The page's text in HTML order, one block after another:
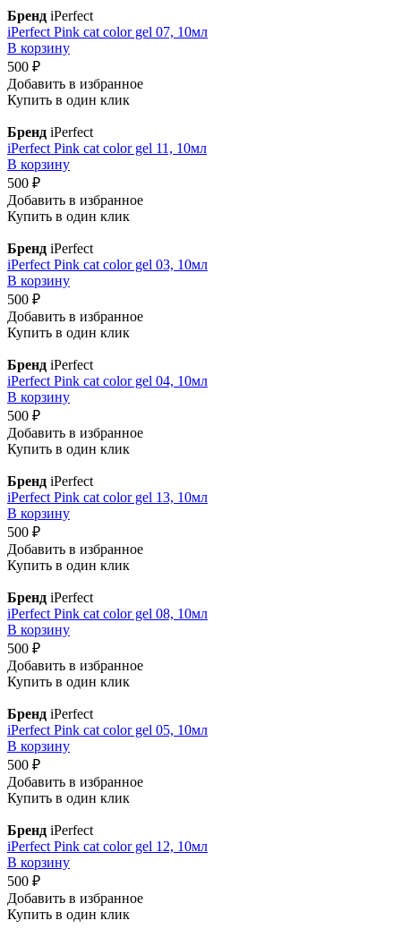
Бренд iPerfect
iPerfect Pink cat color gel 07, 10мл
В корзину
500 ₽
Добавить в избранное
Купить в один клик
Бренд iPerfect
iPerfect Pink cat color gel 11, 10мл
В корзину
500 ₽
Добавить в избранное
Купить в один клик
Бренд iPerfect
iPerfect Pink cat color gel 03, 10мл
В корзину
500 ₽
Добавить в избранное
Купить в один клик
Бренд iPerfect
iPerfect Pink cat color gel 04, 10мл
В корзину
500 ₽
Добавить в избранное
Купить в один клик
Бренд iPerfect
iPerfect Pink cat color gel 13, 10мл
В корзину
500 ₽
Добавить в избранное
Купить в один клик
Бренд iPerfect
iPerfect Pink cat color gel 08, 10мл
В корзину
500 ₽
Добавить в избранное
Купить в один клик
Бренд iPerfect
iPerfect Pink cat color gel 05, 10мл
В корзину
500 ₽
Добавить в избранное
Купить в один клик
Бренд iPerfect
iPerfect Pink cat color gel 12, 10мл
В корзину
500 ₽
Добавить в избранное
Купить в один клик